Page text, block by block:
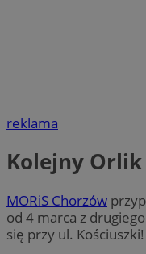
reklama
Kolejny
MORiS Chorzów
od 4 marca z
się przy ul. Kościuszki!